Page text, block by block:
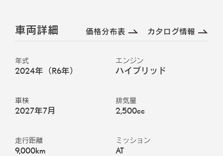
車両詳細 価格分布表 カタログ情報
年式
2024年（R6年）
エンジン
ハイブリッド
車検
2027年7月
排気量
2,500cc
走行距離
9,000km
ミッション
AT